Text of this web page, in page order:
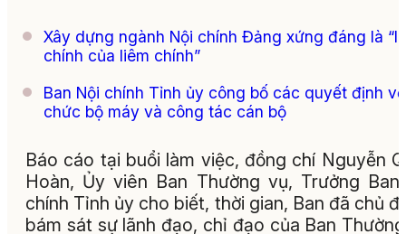
Xây dựng ngành Nội chính Đảng xứng đáng là
chính của liêm chính”
Ban Nội chính Tỉnh ủy công bố các quyết định
chức bộ máy và công tác cán bộ
Báo cáo tại buổi làm việc, đồng chí Nguyễn
Hoàn, Ủy viên Ban Thường vụ, Trưởng Ban
chính Tỉnh ủy cho biết, thời gian, Ban đã chủ
bám sát sự lãnh đạo, chỉ đạo của Ban